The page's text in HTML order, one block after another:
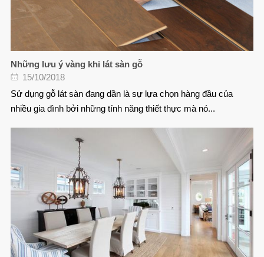
Những lưu ý vàng khi lát sàn gỗ
15/10/2018
Sử dụng gỗ lát sàn đang dần là sự lựa chọn hàng đầu của
nhiều gia đình bởi những tính năng thiết thực mà nó...